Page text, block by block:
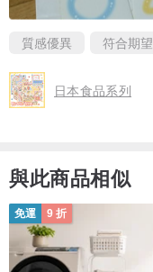
質感優異 符合期望
日本食品系列
與此商品相似
免運 9 折